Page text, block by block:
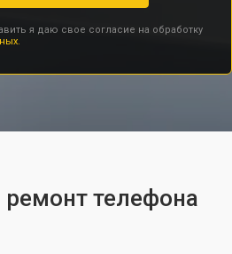
я даю свое согласие на обработку
ремонт телефона